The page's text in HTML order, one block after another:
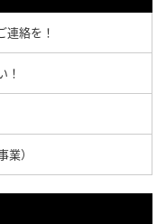
連絡を！
！
）